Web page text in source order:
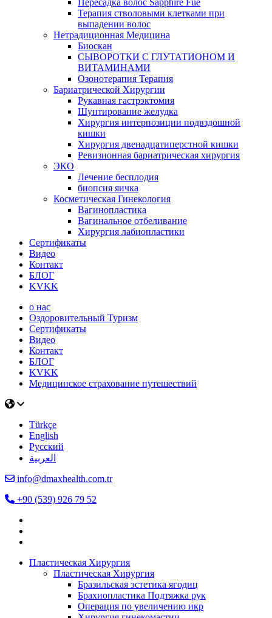
Пересадка волос Sapphire Fue
Терапия стволовыми клетками при
выпадении волос
Нетрадиционная Медицина
Биоскан
СЫВОРОТКИ С ГЛУТАТИОНОМ И
ВИТАМИНАМИ
Озонотерапия Терапия
Бариатрической Хирургии
Рукавная гастрэктомия
Шунтирование желудка
Хирургия интерпозиции подвздошной
кишки
Хирургия двенадцатиперстной кишки
Ревизионная бариатрическая хирургия
ЭКО
Лечение бесплодия
биопсия яичка
Косметическая Гинекология
Вагинопластика
Вагинальное отбеливание
Хирургия лабиопластики
Сертификаты
Видео
Контакт
БЛОГ
KVKK
о нас
Оздоровительный Туризм
Сертификаты
Видео
Контакт
БЛОГ
KVKK
Медицинское страхование путешествий
Türkçe
English
Русский
العربية
info@dmaxhealth.com.tr
+90 (539) 926 79 52
Пластическая Хирургия
Пластическая Хирургия
Бразильская эстетика ягодиц
Брахиопластика Подтяжка рук
Операция по увеличению икр